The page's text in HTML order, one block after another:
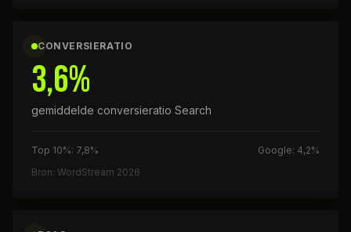
CONVERSIERATIO
3,6%
gemiddelde conversieratio Search
Top 10%: 7,8%
Google: 4,2%
Bron: WordStream 2026